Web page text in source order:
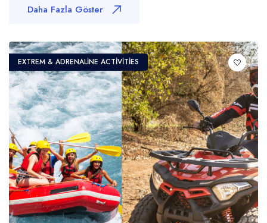
Daha Fazla Göster
EXTREM & ADRENALINE ACTIVITIES